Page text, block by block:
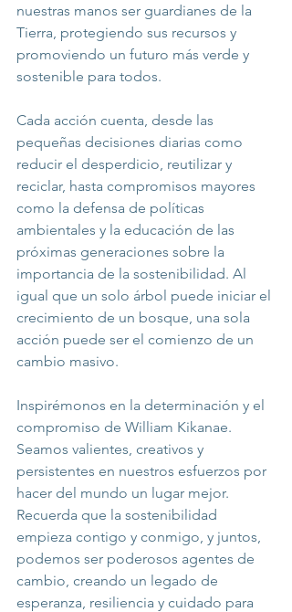
nuestras manos ser guardianes de la
Tierra, protegiendo sus recursos y
promoviendo un futuro más verde y
sostenible para todos.
Cada acción cuenta, desde las
pequeñas decisiones diarias como
reducir el desperdicio, reutilizar y
reciclar, hasta compromisos mayores
como la defensa de políticas
ambientales y la educación de las
próximas generaciones sobre la
importancia de la sostenibilidad. Al
igual que un solo árbol puede iniciar el
crecimiento de un bosque, una sola
acción puede ser el comienzo de un
cambio masivo.
Inspirémonos en la determinación y el
compromiso de William Kikanae.
Seamos valientes, creativos y
persistentes en nuestros esfuerzos por
hacer del mundo un lugar mejor.
Recuerda que la sostenibilidad
empieza contigo y conmigo, y juntos,
podemos ser poderosos agentes de
cambio, creando un legado de
esperanza, resiliencia y cuidado para